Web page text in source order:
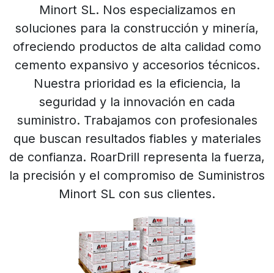
Minort SL. Nos especializamos en
soluciones para la construcción y minería,
ofreciendo productos de alta calidad como
cemento expansivo y accesorios técnicos.
Nuestra prioridad es la eficiencia, la
seguridad y la innovación en cada
suministro. Trabajamos con profesionales
que buscan resultados fiables y materiales
de confianza. RoarDrill representa la fuerza,
la precisión y el compromiso de Suministros
Minort SL con sus clientes.